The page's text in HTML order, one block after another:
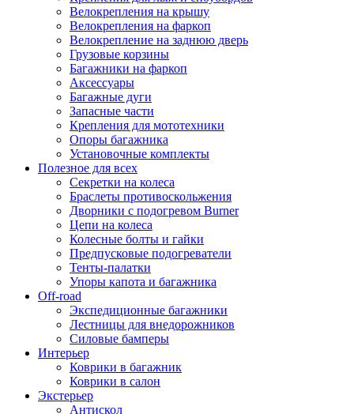
Велокрепления на крышу
Велокрепления на фаркоп
Велокрепление на заднюю дверь
Грузовые корзины
Багажники на фаркоп
Аксессуары
Багажные дуги
Запасные части
Крепления для мототехники
Опоры багажника
Установочные комплекты
Полезное для всех
Секретки на колеса
Браслеты противоскольжения
Дворники с подогревом Burner
Цепи на колеса
Колесные болты и гайки
Предпусковые подогреватели
Тенты-палатки
Упоры капота и багажника
Off-road
Экспедиционные багажники
Лестницы для внедорожников
Силовые бамперы
Интерьер
Коврики в багажник
Коврики в салон
Экстерьер
Антискол